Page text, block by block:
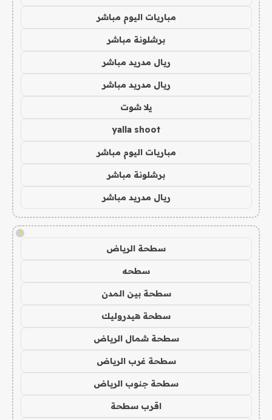
مباريات اليوم مباشر
برشلونة مباشر
ريال مدريد مباشر
ريال مدريد مباشر
يلا شوت
yalla shoot
مباريات اليوم مباشر
برشلونة مباشر
ريال مدريد مباشر
!
سطحة الرياض
سطحه
سطحة بين المدن
سطحة هيدروليك
سطحة شمال الرياض
سطحة غرب الرياض
سطحة جنوب الرياض
اقرب سطحة